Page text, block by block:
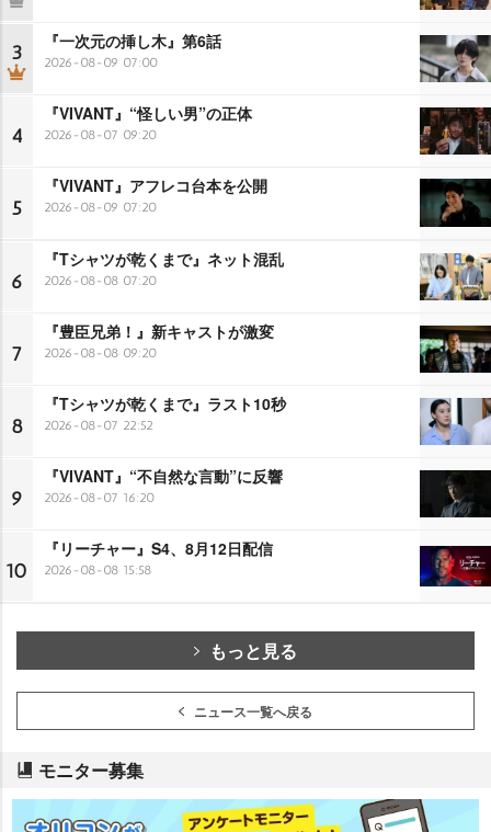
3 『一次元の挿し木』第6話
2026-08-09 07:00
4
『VIVANT』“怪しい男”の正体
2026-08-07 09:20
5
『VIVANT』アフレコ台本を公開
2026-08-09 07:20
6
『Tシャツが乾くまで』ネット混乱
2026-08-08 07:20
7
『豊臣兄弟！』新キャストが激変
2026-08-08 09:20
8
『Tシャツが乾くまで』ラスト10秒
2026-08-07 22:52
9
『VIVANT』“不自然な言動”に反響
2026-08-07 16:20
10
『リーチャー』S4、8月12日配信
2026-08-08 15:58
もっと見る
ニュース一覧へ戻る
モニター募集